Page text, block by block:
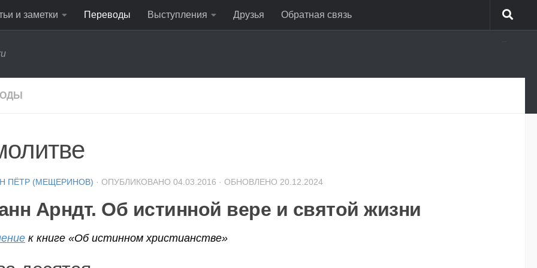
и заметки Переводы Выступления Друзья Обратная связь
ПЁТР (МЕЩЕРИНОВ) · ОПУБЛИКОВАНО 04.03.2016 · ОБНОВЛЕНО 20.12.2024
Арндт. Об истинной вере и святой жизни
к книге «Об истинном христианстве»